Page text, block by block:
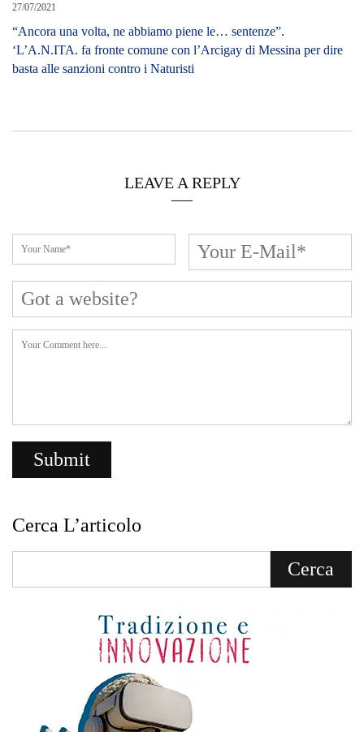
27/07/2021
“Ancora una volta, ne abbiamo piene le… sentenze”.
‘L’A.N.ITA. fa fronte comune con l’Arcigay di Messina per dire
basta alle sanzioni contro i Naturisti
LEAVE A REPLY
Cerca L’articolo